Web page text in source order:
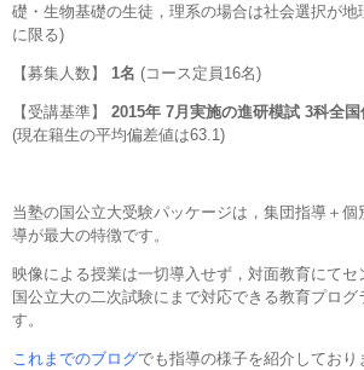
礎・生物基礎の生徒，理系の場合は社会選択が地
に限る)
【募集人数】 1名 (コース定員16名)
【受講基準】 2015年 7月実施の進研模試 3科全
(現在籍生の平均偏差値は63.1)
当塾の国公立大受験パッケージは，集団指導＋
導が最大の特徴です。
映像による授業は一切導入せず，対面教育にてセ
国公立大の二次試験にまで対応できる教育プログ
す。
これまでのブログでも指導の様子を紹介しており